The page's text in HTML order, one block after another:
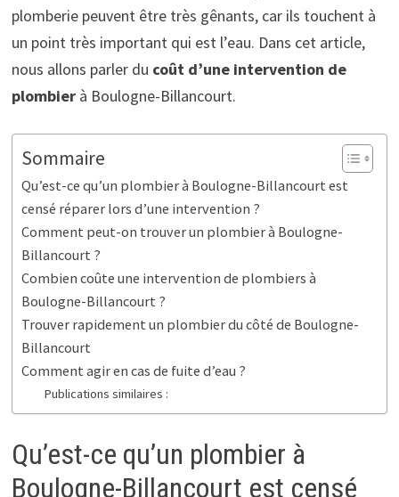
plomberie peuvent être très gênants, car ils touchent à
un point très important qui est l’eau. Dans cet article,
nous allons parler du coût d’une intervention de
plombierà Boulogne-Billancourt.
Sommaire
Qu’est-ce qu’un plombier à Boulogne-Billancourt est
censé réparer lors d’une intervention ?
Comment peut-on trouver un plombier à Boulogne-
Billancourt ?
Combien coûte une intervention de plombiers à
Boulogne-Billancourt ?
Trouver rapidement un plombier du côté de Boulogne-
Billancourt
Comment agir en cas de fuite d’eau ?
Publications similaires :
Qu’est-ce qu’un plombier à
Boulogne-Billancourt est censé